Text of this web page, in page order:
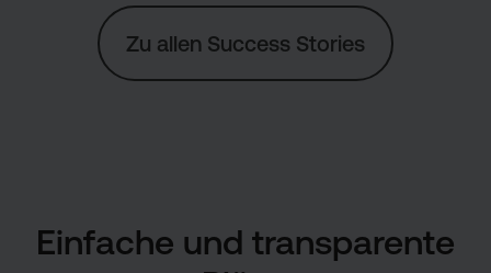
Zu allen Success Stories
Einfache und transparente